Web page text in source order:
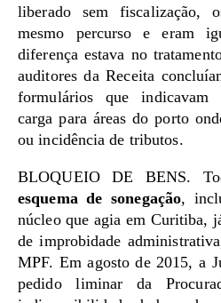
liberado sem fiscalização,
mesmo percurso e eram
diferença estava no
auditores da Receita
formulários que indicavam
carga para áreas do porto
ou incidência de tributos.
BLOQUEIO DE BENS.
esquema de sonegação,
núcleo que agia em Curitiba,
de improbidade
MPF. Em agosto de 2015, a
pedido liminar da